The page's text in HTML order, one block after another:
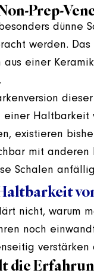
Prep-
werden.
einer
Haltbarkeit
existieren
mit anderen
Schalen
nicht, warum
noch
verstärken
die